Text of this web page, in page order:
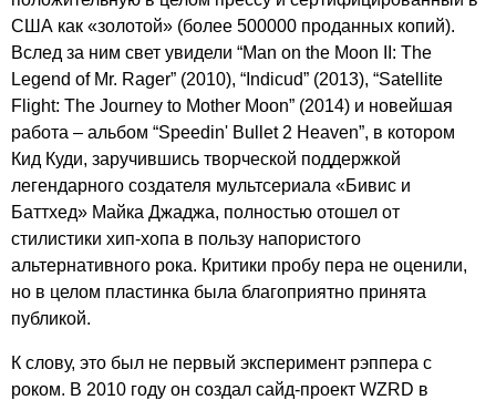
США как «золотой» (более 500000 проданных копий).
Вслед за ним свет увидели “Man on the Moon : The
Legend of Mr. Rager” (2010), “ Indicud” (2013), “Satellite
Flight: The Journey to Mother Moon” (2014) и новейшая
работа – альбом “Speedin' Bullet2 Heaven”, в котором
Кид Куди, заручившись творческой поддержкой
легендарного создателя мультсериала «Бивис и
Баттхед» Майка Джаджа, полностью отошел от
стилистики хип-хопа в пользу напористого
альтернативного рока. Критики пробу пера не оценили,
но в целом пластинка была благоприятно принята
публикой.
К слову, это был не первый эксперимент рэппера с
роком. В 2010 году он создал сайд-проект WZRD в